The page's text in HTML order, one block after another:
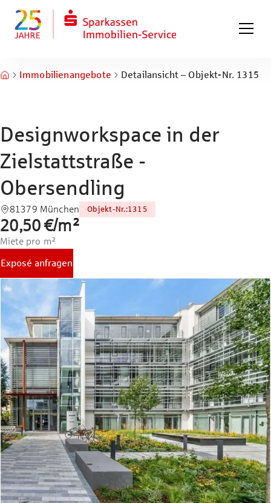
Zum Fuß springen
Immobilienangebote Detailansicht – Objekt-Nr. 1315
Designworkspace in der
Zielstattstraße -
Obersendling
81379 München Objekt-Nr.:1315
20,50 €/m²
Miete pro m²
Exposé anfragen